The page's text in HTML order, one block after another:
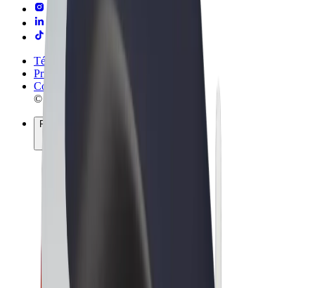
Términos y Condiciones
Privacidad
Cookies
© 2026 Bolt Technology OÜ
Productos
Patinetes
Bolt Market
Bolt Food
Bolt Drive
Bolt para empresas